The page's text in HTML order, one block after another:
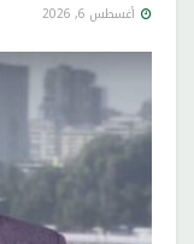
أغسطس 6, 2026